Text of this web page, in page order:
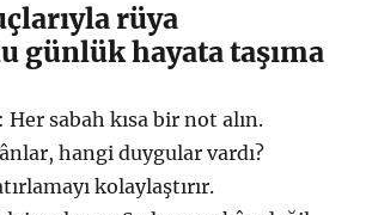
rüya
günlük hayata taşıma
Her sabah kısa bir not alın.
hangi duygular vardı?
kolaylaştırır.